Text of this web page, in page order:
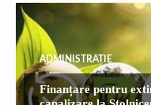
ADMINISTRATIE
Finanțare pentru